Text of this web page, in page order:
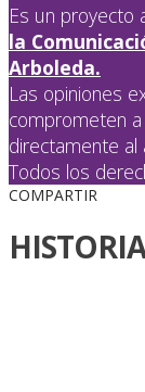
Es un proyecto
la
Arboleda.
Las opiniones
comprometen
directamente al
Todos los
COMPARTIR